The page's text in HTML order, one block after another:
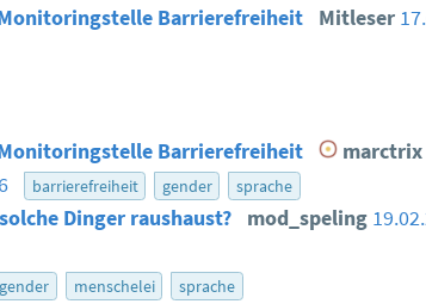
Barrierefreiheit Mitleser
Barrierefreiheit marctrix
barrierefreiheit gender sprache
Dinger raushaust? mod_speling
gender menschelei sprache